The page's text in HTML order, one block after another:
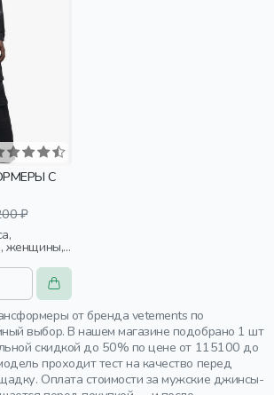
С
₽
женщины,
от бренда vetements по
выбор. В нашем магазине подобрано 1 шт
скидкой до 50% по цене от 115100 до
проходит тест на качество перед
Оплата стоимости за мужские джинсы-